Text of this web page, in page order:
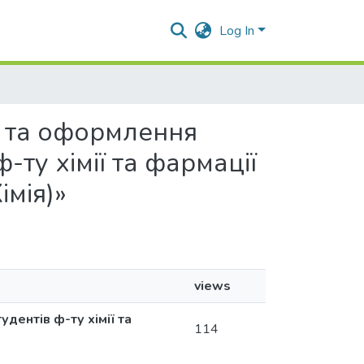
Log In
та оформлення
хімії та фармації
views
ф-ту хімії та
114